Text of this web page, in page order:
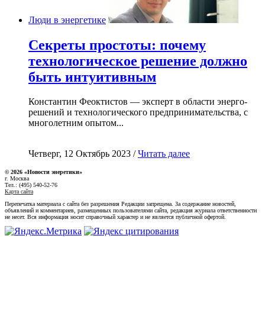
Люди в энергетике
Секреты простоты: почему
технологическое решение должно
быть интуитивным
Константин Феоктистов — эксперт в области энерго-
решений и технологического предпринимательства, с
многолетним опытом...
Четверг, 12 Октябрь 2023 /Читать далее
© 2026 «Новости энеретики»
г. Москва
Тел.: (495) 540-52-76
Карта сайта
Перепечатка материала с сайта без разрешения Редакции запрещена. За содержание новостей,
объявлений и комментариев, размещенных пользователями сайта, редакция журнала ответственности
не несет. Вся информация носит справочный характер и не является публичной офертой.